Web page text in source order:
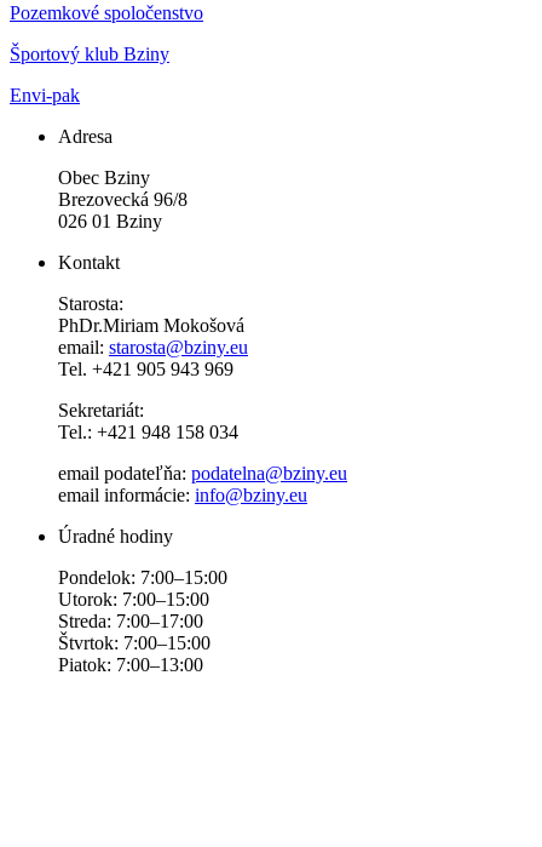
Pozemkové spoločenstvo
Športový klub Bziny
Envi-pak
Adresa
Obec Bziny
Brezovecká 96/8
026 01 Bziny
Kontakt
Starosta:
PhDr.Miriam Mokošová
email: starosta@bziny.eu
Tel. +421 905 943 969
Sekretariát:
Tel.: +421 948 158 034
email podateľňa: podatelna@bziny.eu
email informácie: info@bziny.eu
Úradné hodiny
Pondelok: 7:00–15:00
Utorok: 7:00–15:00
Streda: 7:00–17:00
Štvrtok: 7:00–15:00
Piatok: 7:00–13:00